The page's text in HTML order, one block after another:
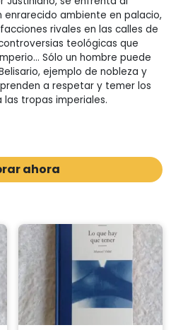
enrarecido ambiente en palacio,
rivales en las calles de
teológicas que
Sólo un hombre puede
ejemplo de nobleza y
a respetar y temer los
tropas imperiales.
ahora